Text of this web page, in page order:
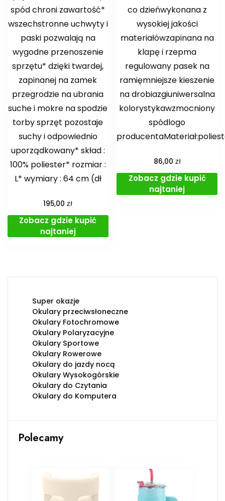
spód chroni zawartość*
wszechstronne uchwyty i
paski pozwalają na
wygodne przenoszenie
sprzętu* dzięki twardej,
zapinanej na zamek
przegrodzie na ubrania
suche i mokre na spodzie
torby sprzęt pozostaje
suchy i odpowiednio
uporządkowany* skład :
100% poliester* rozmiar :
L* wymiary : 64 cm (dł
195,00zł
Zobacz gdzie kupić
najtaniej
co dzieńwykonana z
wysokiej jakości
materiałówzapinana na
klapę i rzepma
regulowany pasek na
ramięmniejsze kieszenie
na drobiazgiuniwersalna
kolorystykawzmocniony
spódlogo
86,00 zł
Zobacz gdzie kupić
najtaniej
Super okazje
Okulary przeciwsłoneczne
Okulary Fotochromowe
Okulary Polaryzacyjne
Okulary Sportowe
Okulary Rowerowe
Okulary do jazdy nocą
Okulary Wysokogórskie
Okulary do Czytania
Okulary do Komputera
Polecamy